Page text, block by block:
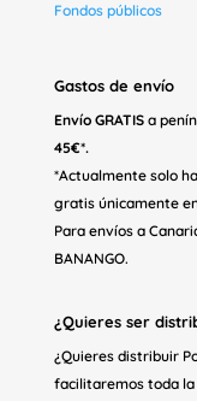
Fondos públicos
Gastos de envío
Envío GRATISa
45€*.
*Actualmente solo
gratis únicamente
Para envíos a
BANANGO.
¿Quieres ser
¿Quieres distribuir
facilitaremos toda